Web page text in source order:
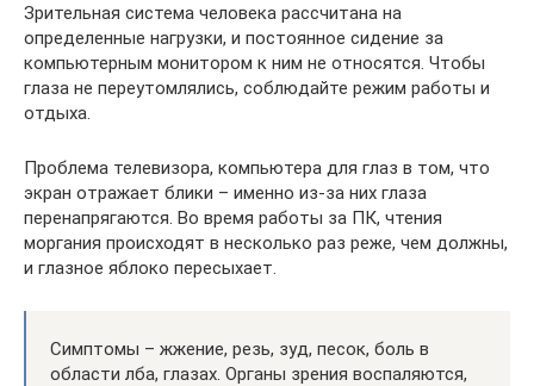
Зрительная система человека рассчитана на
определенные нагрузки, и постоянное сидение за
компьютерным монитором к ним не относятся. Чтобы
глаза не переутомлялись, соблюдайте режим работы и
отдыха.
Проблема телевизора, компьютера для глаз в том, что
экран отражает блики – именно из-за них глаза
перенапрягаются. Во время работы за ПК, чтения
моргания происходят в несколько раз реже, чем должны,
и глазное яблоко пересыхает.
Симптомы – жжение, резь, зуд, песок, боль в
области лба, глазах. Органы зрения воспаляются,